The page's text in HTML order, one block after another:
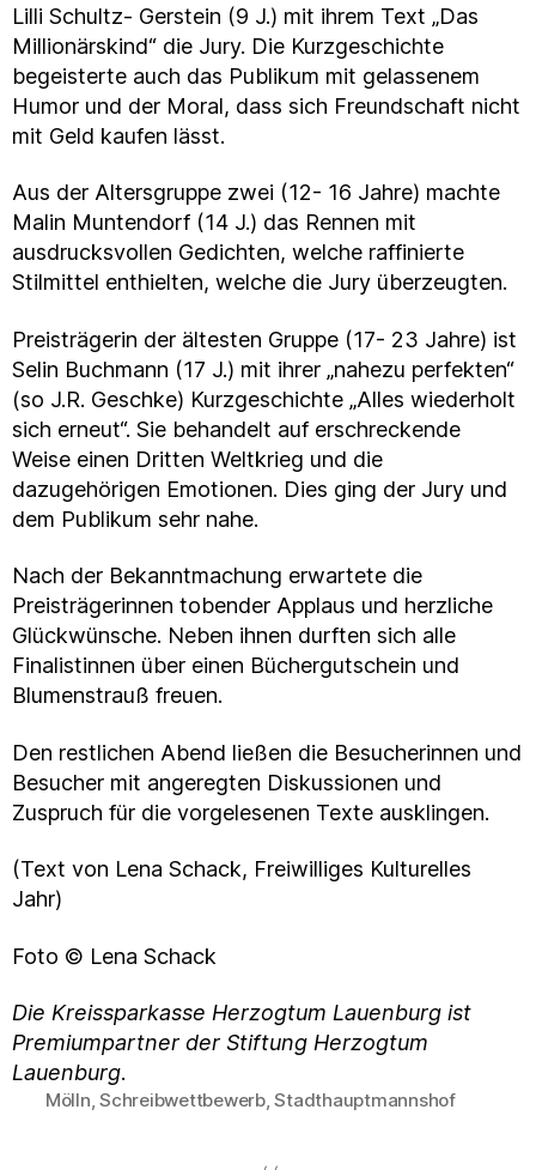
Lilli Schultz- Gerstein (9 J.) mit ihrem Text „Das
Millionärskind“ die Jury. Die Kurzgeschichte
begeisterte auch das Publikum mit gelassenem
Humor und der Moral, dass sich Freundschaft nicht
mit Geld kaufen lässt.
Aus der Altersgruppe zwei (12- 16 Jahre) machte
Malin Muntendorf (14 J.) das Rennen mit
ausdrucksvollen Gedichten, welche raffinierte
Stilmittel enthielten, welche die Jury überzeugten.
Preisträgerin der ältesten Gruppe (17- 23 Jahre) ist
Selin Buchmann (17 J.) mit ihrer „nahezu perfekten“
(so J.R. Geschke) Kurzgeschichte „Alles wiederholt
sich erneut“. Sie behandelt auf erschreckende
Weise einen Dritten Weltkrieg und die
dazugehörigen Emotionen. Dies ging der Jury und
dem Publikum sehr nahe.
Nach der Bekanntmachung erwartete die
Preisträgerinnen tobender Applaus und herzliche
Glückwünsche. Neben ihnen durften sich alle
Finalistinnen über einen Büchergutschein und
Blumenstrauß freuen.
Den restlichen Abend ließen die Besucherinnen und
Besucher mit angeregten Diskussionen und
Zuspruch für die vorgelesenen Texte ausklingen.
(Text von Lena Schack, Freiwilliges Kulturelles
Jahr)
Foto © Lena Schack
Die Kreissparkasse Herzogtum Lauenburg ist
Premiumpartner der Stiftung Herzogtum
Lauenburg.
Schlagwörter
Mölln,Schreibwettbewerb,Stadthauptmannshof